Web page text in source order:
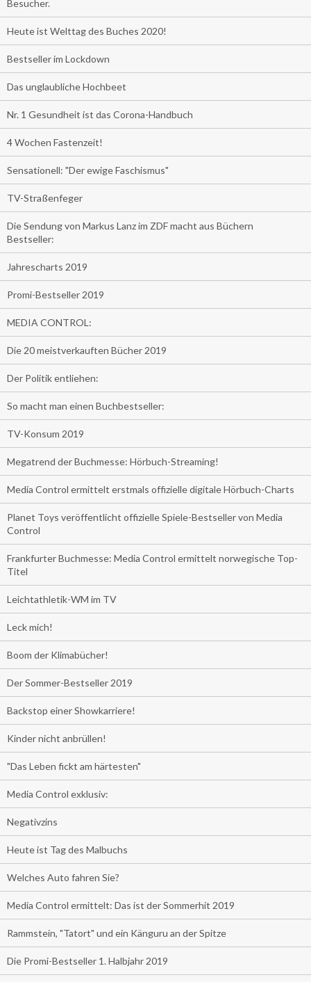
Besucher.
Heute ist Welttag des Buches 2020!
Bestseller im Lockdown
Das unglaubliche Hochbeet
Nr. 1 Gesundheit ist das Corona-Handbuch
4 Wochen Fastenzeit!
Sensationell: "Der ewige Faschismus"
TV-Straßenfeger
Die Sendung von Markus Lanz im ZDF macht aus Büchern
Bestseller:
Jahrescharts 2019
Promi-Bestseller 2019
MEDIA CONTROL:
Die 20 meistverkauften Bücher 2019
Der Politik entliehen:
So macht man einen Buchbestseller:
TV-Konsum 2019
Megatrend der Buchmesse: Hörbuch-Streaming!
Media Control ermittelt erstmals offizielle digitale Hörbuch-Charts
Planet Toys veröffentlicht offizielle Spiele-Bestseller von Media
Control
Frankfurter Buchmesse: Media Control ermittelt norwegische Top-
Titel
Leichtathletik-WM im TV
Leck mich!
Boom der Klimabücher!
Der Sommer-Bestseller 2019
Backstop einer Showkarriere!
Kinder nicht anbrüllen!
"Das Leben fickt am härtesten"
Media Control exklusiv:
Negativzins
Heute ist Tag des Malbuchs
Welches Auto fahren Sie?
Media Control ermittelt: Das ist der Sommerhit 2019
Rammstein, "Tatort" und ein Känguru an der Spitze
Die Promi-Bestseller 1. Halbjahr 2019